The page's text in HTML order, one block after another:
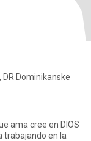
Dominikanske
trabajando en la